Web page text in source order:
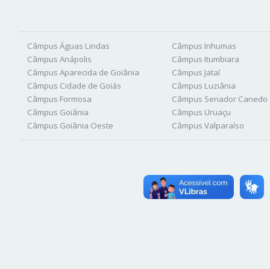
Câmpus Águas Lindas
Câmpus Anápolis
Câmpus Aparecida de Goiânia
Câmpus Cidade de Goiás
Câmpus Formosa
Câmpus Goiânia
Câmpus Goiânia Oeste
Câmpus Inhumas
Câmpus Itumbiara
Câmpus Jataí
Câmpus Luziânia
Câmpus Senador Canedo
Câmpus Uruaçu
Câmpus Valparaíso